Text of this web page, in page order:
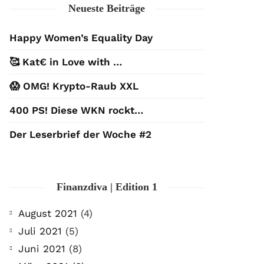
Neueste Beiträge
Happy Women’s Equality Day
🥰 Kat€ in Love with …
😱 OMG! Krypto-Raub XXL
400 PS! Diese WKN rockt…
Der Leserbrief der Woche #2
Finanzdiva | Edition 1
August 2021 (4)
Juli 2021 (5)
Juni 2021 (8)